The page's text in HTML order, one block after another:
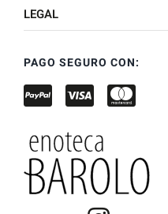
LEGAL
PAGO SEGURO CON: